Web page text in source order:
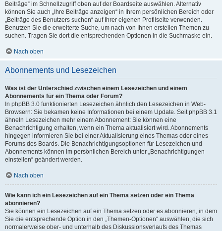
Beiträge“ im Schnellzugriff oben auf der Boardseite auswählen. Alternativ
können Sie auch „Ihre Beiträge anzeigen“ in Ihrem persönlichen Bereich oder
„Beiträge des Benutzers suchen“ auf Ihrer eigenen Profilseite verwenden.
Benutzen Sie die erweiterte Suche, um nach von Ihnen erstellen Themen zu
suchen. Tragen Sie dort die entsprechenden Optionen in die Suchmaske ein.
Nach oben
Abonnements und Lesezeichen
Was ist der Unterschied zwischen einem Lesezeichen und einem
Abonnements für ein Thema oder Forum?
In phpBB 3.0 funktionierten Lesezeichen ähnlich den Lesezeichen in Web-
Browsern: Sie bekamen keine Informationen bei einem Update. Seit phpBB 3.1
ähneln Lesezeichen mehr einem Abonnement: Sie können eine
Benachrichtigung erhalten, wenn ein Thema aktualisiert wird. Abonnements
hingegen informieren Sie bei einer Aktualisierung eines Themas oder eines
Forums des Boards. Die Benachrichtigungsoptionen für Lesezeichen und
Abonnements können im persönlichen Bereich unter „Benachrichtigungen
einstellen“ geändert werden.
Nach oben
Wie kann ich ein Lesezeichen auf ein Thema setzen oder ein Thema
abonnieren?
Sie können ein Lesezeichen auf ein Thema setzen oder es abonnieren, in dem
Sie die entsprechende Option in den „Themen-Optionen“ auswählen, die sich
normalerweise ober- und unterhalb des Diskussionsverlaufs des Themas